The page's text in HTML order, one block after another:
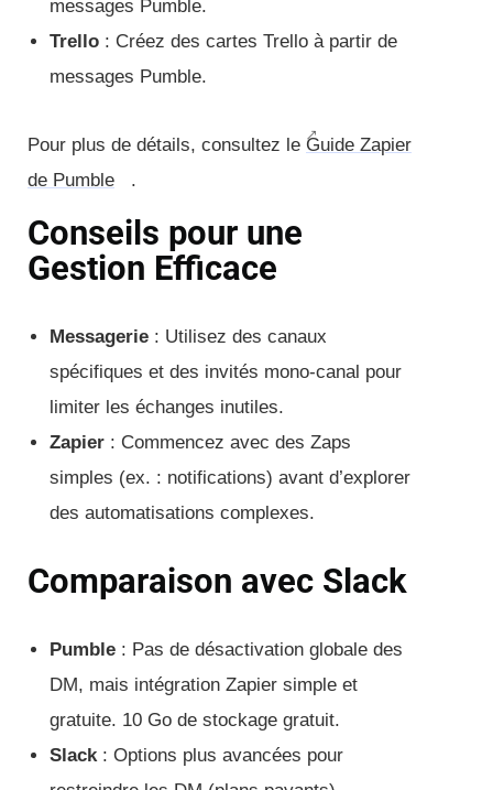
messages Pumble.
Trello : Créez des cartes Trello à partir de
messages Pumble.
Pour plus de détails, consultez le Guide Zapier
de Pumble
.
Conseils pour une
Gestion Efficace
Messagerie : Utilisez des canaux
spécifiques et des invités mono-canal pour
limiter les échanges inutiles.
Zapier : Commencez avec des Zaps
simples (ex. : notifications) avant d’explorer
des automatisations complexes.
Comparaison avec Slack
Pumble : Pas de désactivation globale des
DM, mais intégration Zapier simple et
gratuite. 10 Go de stockage gratuit.
Slack: Options plus avancées pour